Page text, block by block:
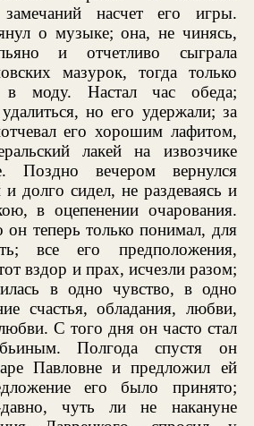
замечаний насчет его игры.
о музыке; она, не чинясь,
и отчетливо сыграла
мазурок, тогда только
в моду. Настал час обеда;
но его удержали; за
его хорошим лафитом,
лакей на извозчике
Поздно вечером вернулся
долго сидел, не раздеваясь и
в оцепенении очарования.
он теперь только понимал, для
все его предположения,
вздор и прах, исчезли разом;
в одно чувство, в одно
счастья, обладания, любви,
С того дня он часто стал
Полгода спустя он
Павловне и предложил ей
его было принято;
давно, чуть ли не накануне